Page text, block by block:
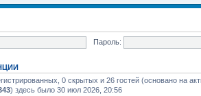
Пароль:
0 скрытых и 26 гостей (основано на
) здесь было 30 июл 2026, 20:56